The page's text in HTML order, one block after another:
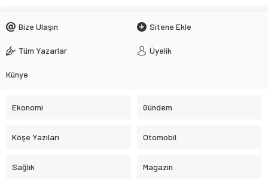
Bize Ulaşın Sitene Ekle
Tüm Yazarlar Üyelik
Künye
Ekonomi Gündem
Köşe Yazıları Otomobil
Sağlık Magazin